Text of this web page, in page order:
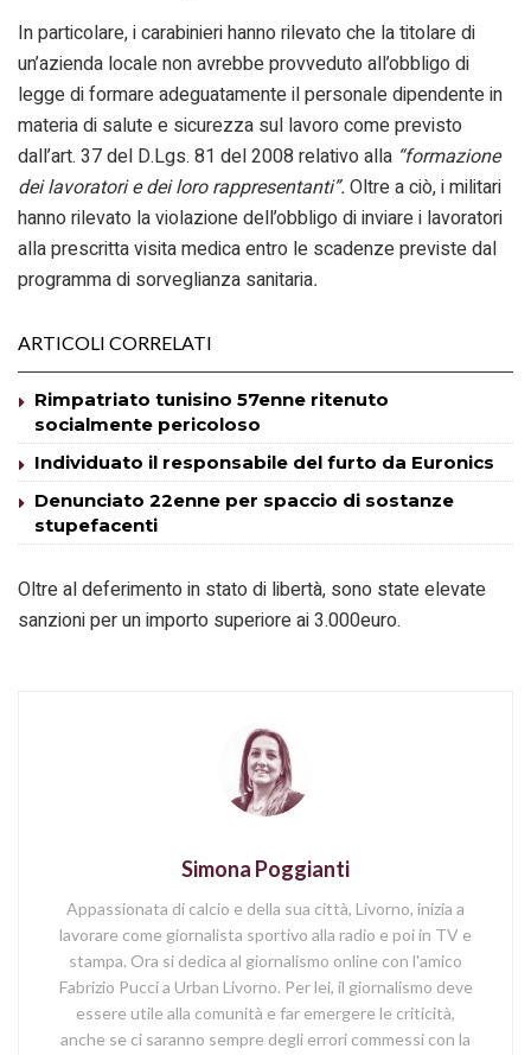
In particolare, i carabinieri hanno rilevato che la titolare di
un’azienda locale non avrebbe provveduto all’obbligo di
legge di formare adeguatamente il personale dipendente in
materia di salute e sicurezza sul lavoro come previsto
dall’art. 37 del D.Lgs. 81 del 2008 relativo alla “formazione
dei lavoratori e dei loro rappresentanti”. Oltre a ciò, i militari
hanno rilevato la violazione dell’obbligo di inviare i lavoratori
alla prescritta visita medica entro le scadenze previste dal
programma di sorveglianza sanitaria.
ARTICOLI CORRELATI
Rimpatriato tunisino 57enne ritenuto
socialmente pericoloso
Individuato il responsabile del furto da Euronics
Denunciato 22enne per spaccio di sostanze
stupefacenti
Oltre al deferimento in stato di libertà, sono state elevate
sanzioni per un importo superiore ai 3.000euro.
Simona Poggianti
Appassionata di calcio e della sua città, Livorno, inizia a
lavorare come giornalista sportivo alla radio e poi in TV e
stampa. Ora si dedica al giornalismo online con l'amico
Fabrizio Pucci a Urban Livorno. Per lei, il giornalismo deve
essere utile alla comunità e far emergere le criticità,
anche se ci saranno sempre degli errori commessi con la